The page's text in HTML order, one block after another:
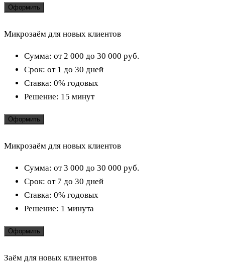
Оформить
Микрозаём для новых клиентов
Сумма: от 2 000 до 30 000 руб.
Срок: от 1 до 30 дней
Ставка: 0% годовых
Решение: 15 минут
Оформить
Микрозаём для новых клиентов
Сумма: от 3 000 до 30 000 руб.
Срок: от 7 до 30 дней
Ставка: 0% годовых
Решение: 1 минута
Оформить
Заём для новых клиентов